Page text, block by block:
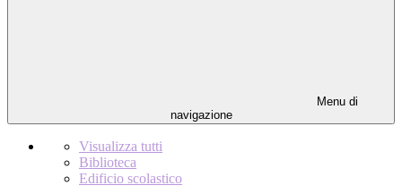
Menu di
navigazione
Visualizza tutti
Biblioteca
Edificio scolastico